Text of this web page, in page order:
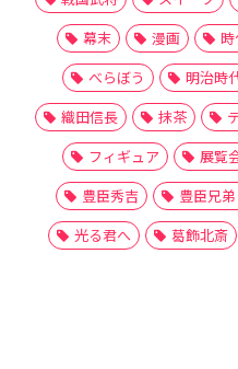
幕末
漫画 時
べらぼう
明治時
織田信長
抹茶
フィギュア
展覧
豊臣秀吉
豊臣兄弟
光る君へ
葛飾北斎